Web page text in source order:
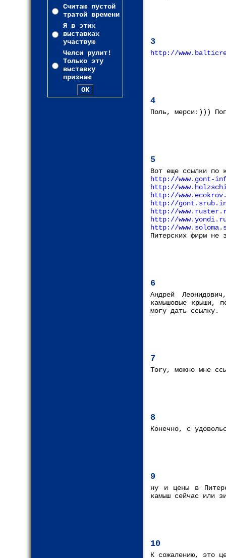
Считаю пустой
тратой времени
Я в этих
выставках
участвую
Челси рулит!
Только эту
выставку
признаю
3
http://
4
Поль, мерси:)))
5
Вот еще ссылки по
http://www.gont-
http://
http://
http://
http://
http://
http://
Питерских фирм не
6
Андрей
камышовые крыши,
могу дать ссылку.
7
Tory, можно мне
8
Конечно, с
9
ну и цены в
камыш сейчас или
10
К сожалению, это